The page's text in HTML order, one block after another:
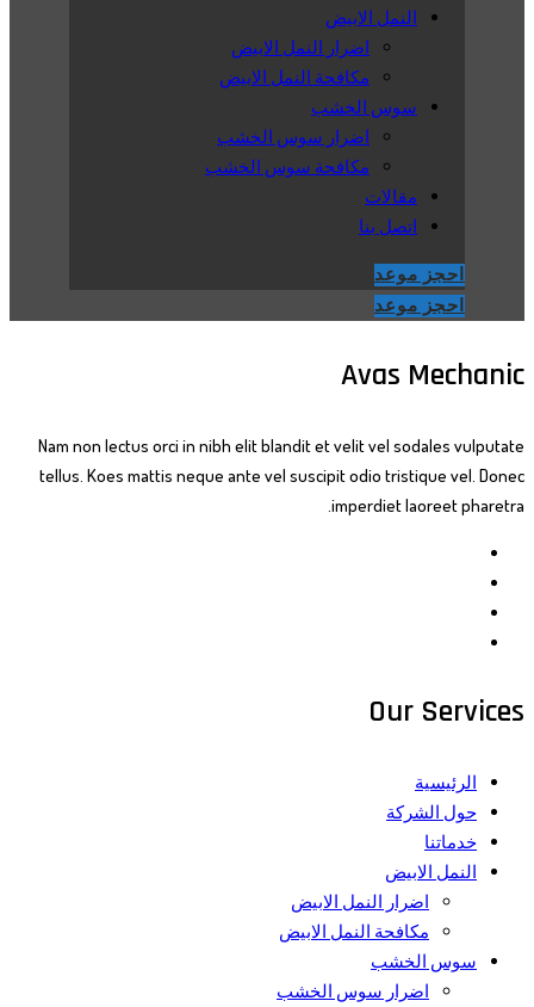
النمل الابيض
اضرار النمل الابيض
مكافحة النمل الابيض
سوس الخشب
اضرار سوس الخشب
مكافحة سوس الخشب
مقالات
اتصل بنا
احجز موعد
احجز موعد
Avas Mechanic
Nam non lectus orci in nibh elit blandit et velit vel sodales vulputate
tellus. Koes mattis neque ante vel suscipit odio tristique vel. Donec
imperdiet laoreet pharetra.
Our Services
الرئيسية
حول الشركة
خدماتنا
النمل الابيض
اضرار النمل الابيض
مكافحة النمل الابيض
سوس الخشب
اضرار سوس الخشب